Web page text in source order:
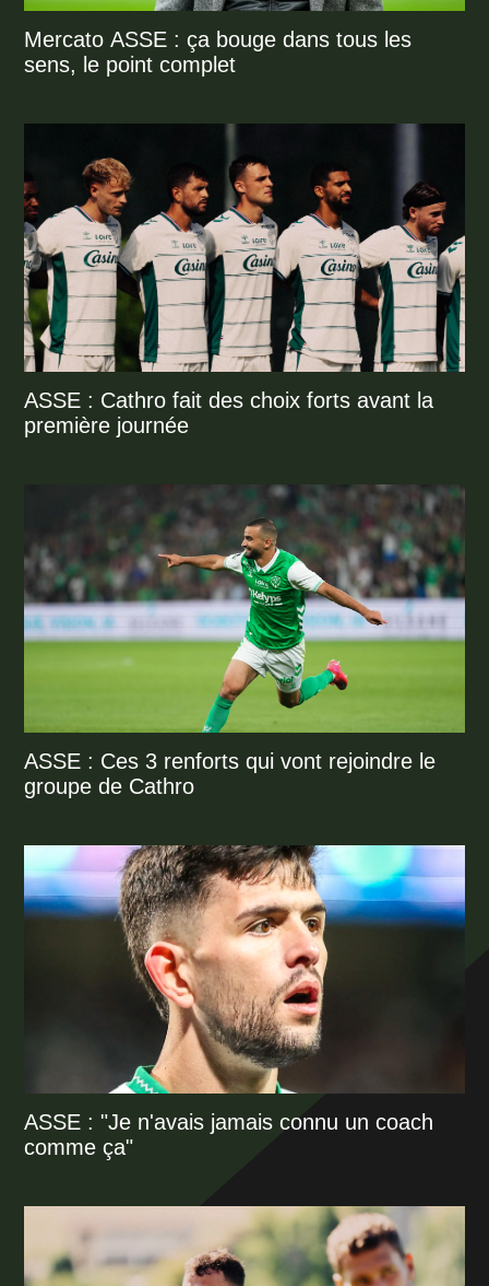
Mercato ASSE : ça bouge dans tous les
sens, le point complet
ASSE : Cathro fait des choix forts avant la
première journée
ASSE : Ces 3 renforts qui vont rejoindre le
groupe de Cathro
ASSE : "Je n'avais jamais connu un coach
comme ça"